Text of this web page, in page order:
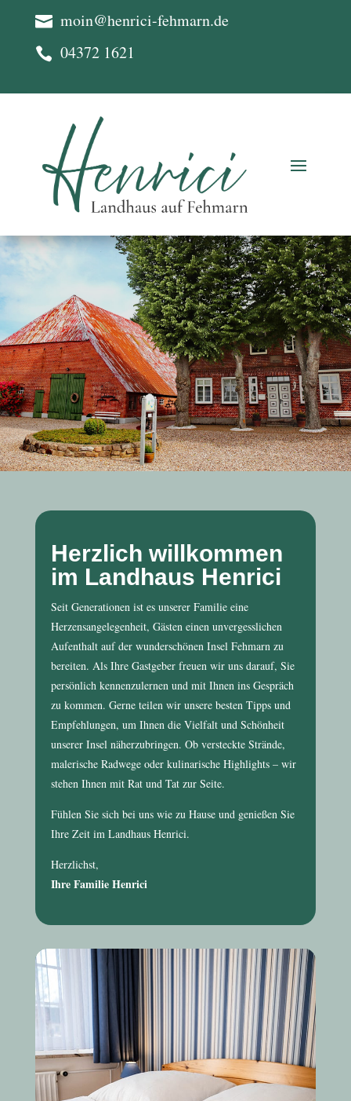
 moin@henrici-fehmarn.de
 04372 1621
Herzlich willkommen
im Landhaus Henrici
Seit Generationen ist es unserer Familie eine
Herzensangelegenheit, Gästen einen unvergesslichen
Aufenthalt auf der wunderschönen Insel Fehmarn zu
bereiten. Als Ihre Gastgeber freuen wir uns darauf, Sie
persönlich kennenzulernen und mit Ihnen ins Gespräch
zu kommen. Gerne teilen wir unsere besten Tipps und
Empfehlungen, um Ihnen die Vielfalt und Schönheit
unserer Insel näherzubringen. Ob versteckte Strände,
malerische Radwege oder kulinarische Highlights – wir
stehen Ihnen mit Rat und Tat zur Seite.
Fühlen Sie sich bei uns wie zu Hause und genießen Sie
Ihre Zeit im Landhaus Henrici.
Herzlichst,
Ihre Familie Henrici